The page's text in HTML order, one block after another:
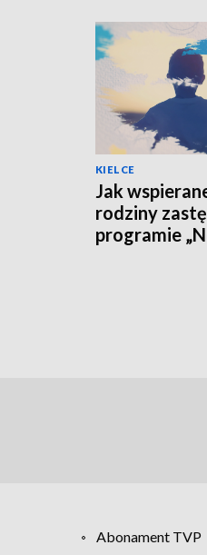
KIELCE
Jak
rodziny
programie
Abonament TVP